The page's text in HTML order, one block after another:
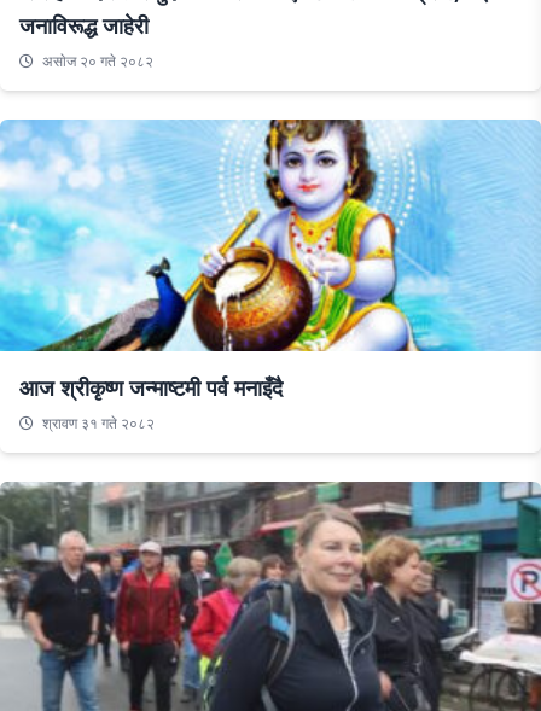
जनाविरूद्ध जाहेरी
असाेज २० गते २०८२
आज श्रीकृष्ण जन्माष्टमी पर्व मनाइँदै
श्रावण ३१ गते २०८२